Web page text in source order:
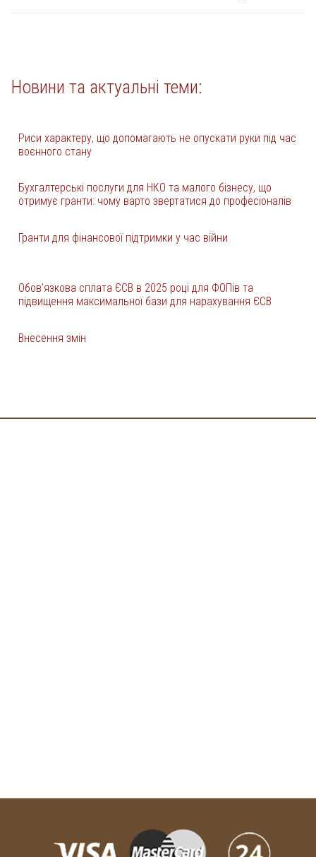
Новини та актуальні теми:
Риси характеру, що допомагають не опускати руки під час
воєнного стану
Бухгалтерські послуги для НКО та малого бізнесу, що
отримує гранти: чому варто звертатися до професіоналів
Гранти для фінансової підтримки у час війни
Обов’язкова сплата ЄСВ в 2025 році для ФОПів та
підвищення максимальної бази для нарахування ЄСВ
Внесення змін